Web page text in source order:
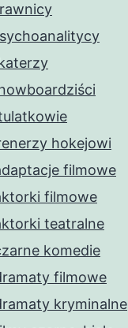
hokejowi
filmowe
filmowe
teatralne
komedie
filmowe
kryminalne